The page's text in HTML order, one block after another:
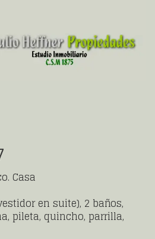
Casa
en suite), 2 baños,
pileta, quincho, parrilla,